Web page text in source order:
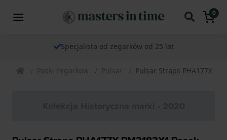
0
Specjalista od zegarków od 25 lat
Paski zegarkow Pulsar Pulsar Straps PHA177X